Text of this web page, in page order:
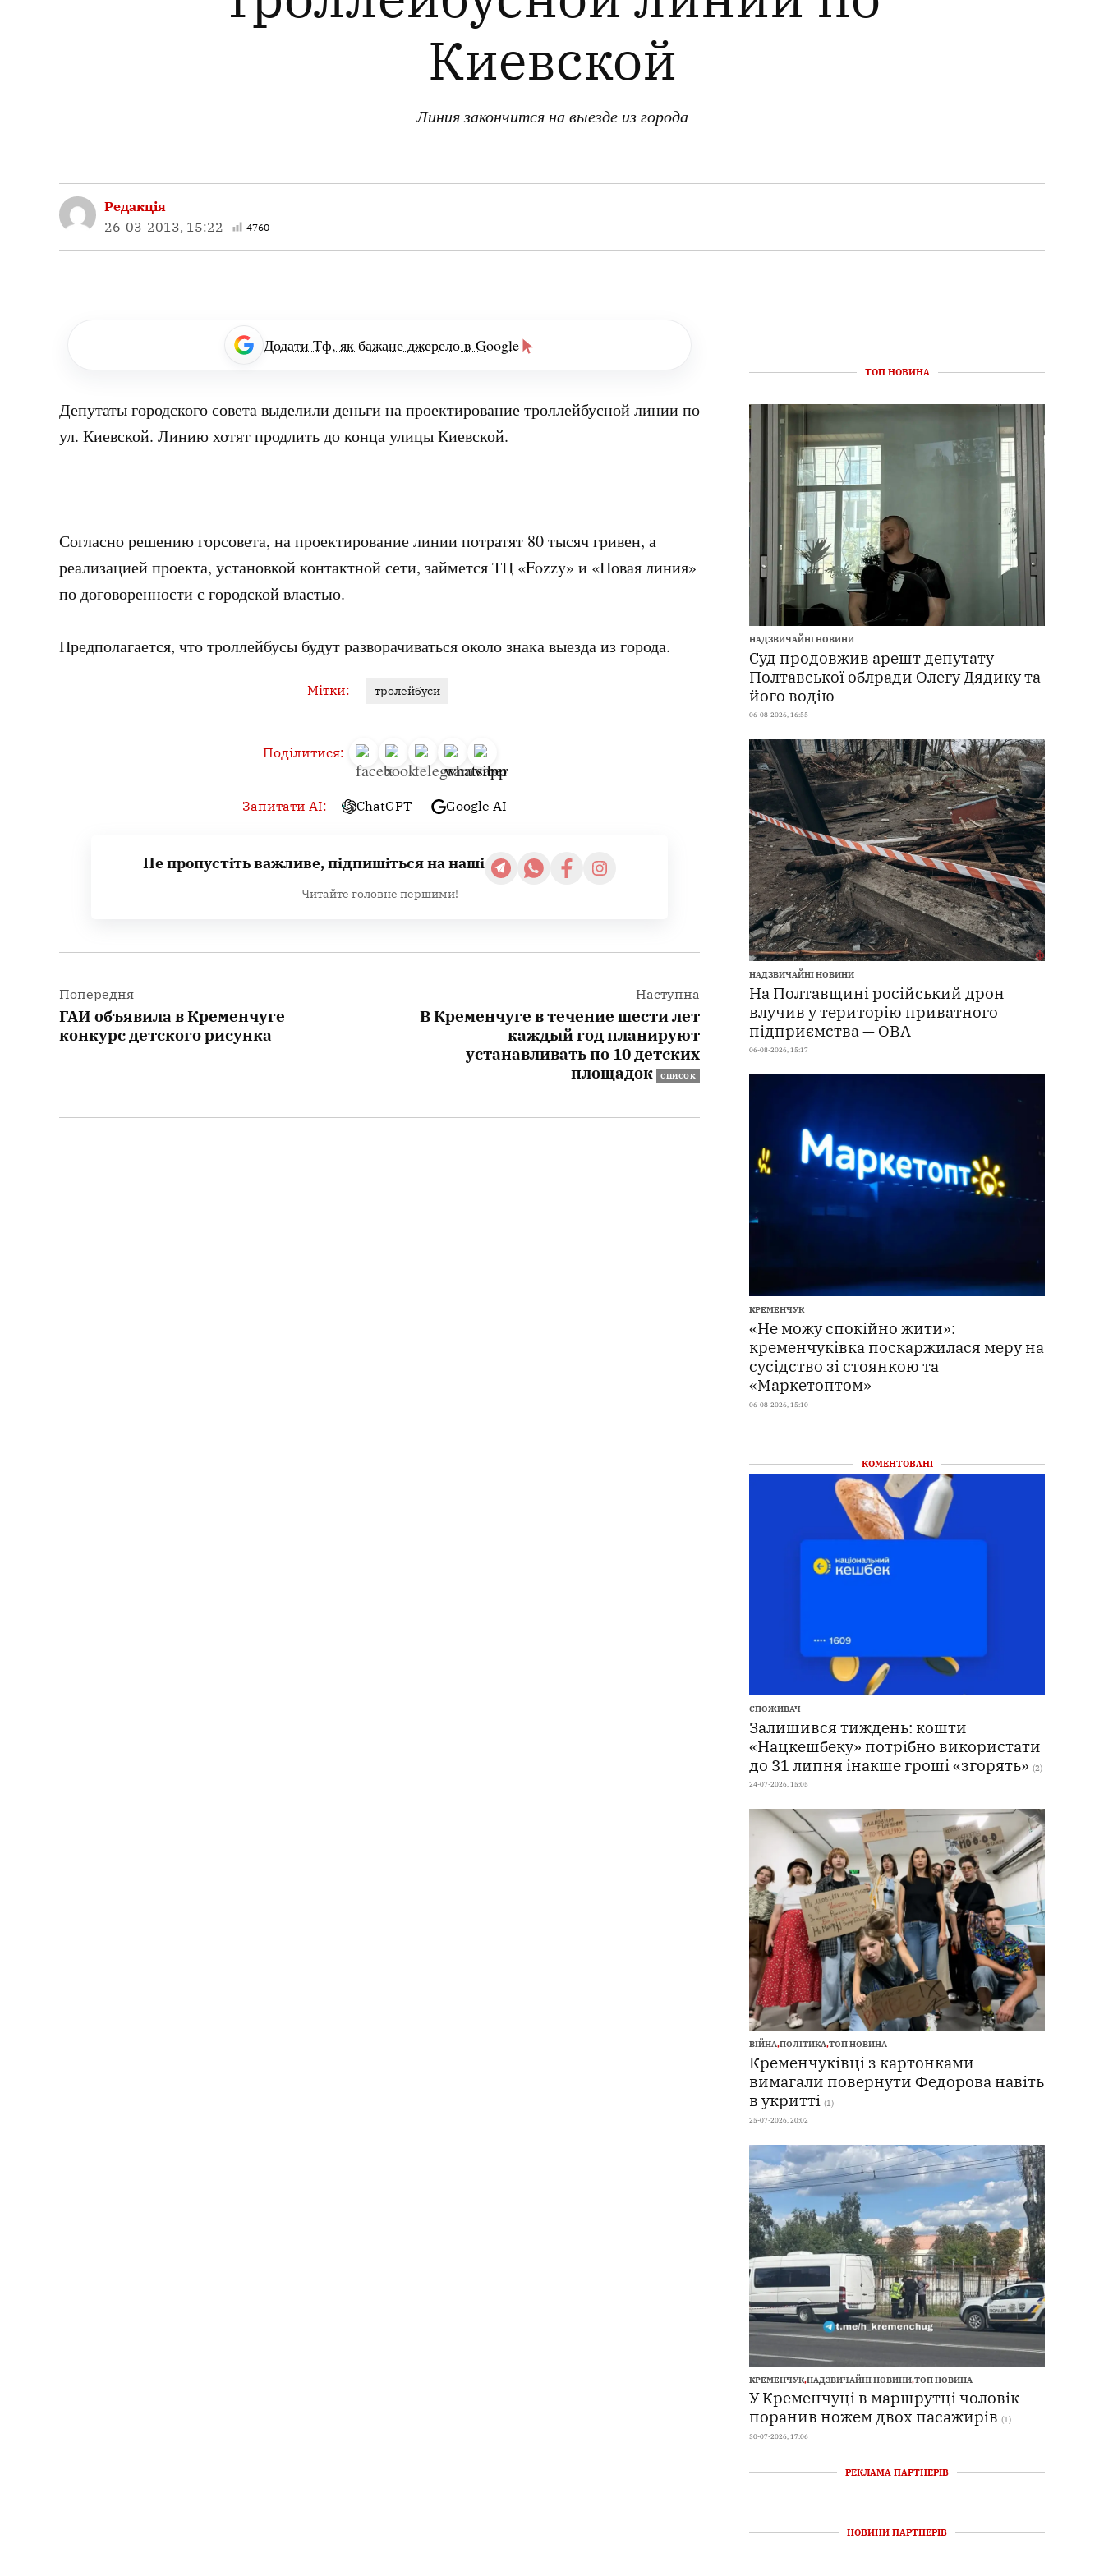
Киевской
Линия закончится на выезде из города
Редакція
26-03-2013, 15:22
4760
Додати Тф, як бажане джерело в Google
Депутаты городского совета выделили деньги на проектирование троллейбусной линии по
ул. Киевской. Линию хотят продлить до конца улицы Киевской.
Согласно решению горсовета, на проектирование линии потратят 80 тысяч гривен, а
реализацией проекта, установкой контактной сети, займется ТЦ «Fozzy» и «Новая линия»
по договоренности с городской властью.
Предполагается, что троллейбусы будут разворачиваться около знака выезда из города.
Мітки: тролейбуси
Поділитися:
Запитати AI: ChatGPT Google AI
Не пропустіть важливе, підпишіться на наші
Читайте головне першими!
Попередня
ГАИ объявила в Кременчуге
конкурс детского рисунка
Наступна
В Кременчуге в течение шести лет
каждый год планируют
устанавливать по 10 детских
площадок
СПИСОК
ТОП НОВИНА
НАДЗВИЧАЙНІ НОВИНИ
Суд продовжив арешт депутату
Полтавської облради Олегу Дядику та
його водію
06-08-2026, 16:55
НАДЗВИЧАЙНІ НОВИНИ
На Полтавщині російський дрон
влучив у територію приватного
підприємства — ОВА
06-08-2026, 15:17
КРЕМЕНЧУК
«Не можу спокійно жити»:
кременчуківка поскаржилася меру на
сусідство зі стоянкою та
«Маркетоптом»
06-08-2026, 15:10
КОМЕНТОВАНІ
СПОЖИВАЧ
Залишився тиждень: кошти
«Нацкешбеку» потрібно використати
до 31 липня інакше гроші «згорять» (2)
24-07-2026, 15:05
ВІЙНА,ПОЛІТИКА,ТОП НОВИНА
Кременчуківці з картонками
вимагали повернути Федорова навіть
в укритті (1)
25-07-2026, 20:02
КРЕМЕНЧУК,НАДЗВИЧАЙНІ НОВИНИ,ТОП НОВИНА
У Кременчуці в маршрутці чоловік
поранив ножем двох пасажирів (1)
30-07-2026, 17:06
РЕКЛАМА ПАРТНЕРІВ
НОВИНИ ПАРТНЕРІВ